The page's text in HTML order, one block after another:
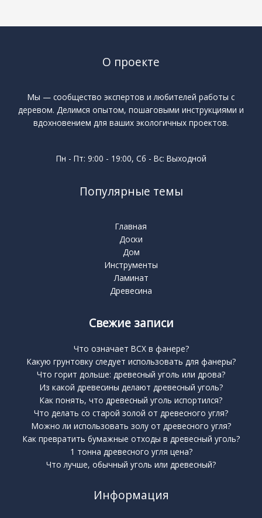
О проекте
Мы — сообщество экспертов и любителей работы с
деревом. Делимся опытом, пошаговыми инструкциями и
вдохновением для ваших экологичных проектов.
Пн - Пт: 9:00 - 19:00, Сб - Вс: Выходной
Популярные темы
Главная
Доски
Дом
Инструменты
Ламинат
Древесина
Свежие записи
Что означает BCX в фанере?
Какую грунтовку следует использовать для фанеры?
Что горит дольше: древесный уголь или дрова?
Из какой древесины делают древесный уголь?
Как понять, что древесный уголь испортился?
Что делать со старой золой от древесного угля?
Можно ли использовать золу от древесного угля?
Как превратить бумажные отходы в древесный уголь?
1 тонна древесного угля цена?
Что лучше, обычный уголь или древесный?
Информация